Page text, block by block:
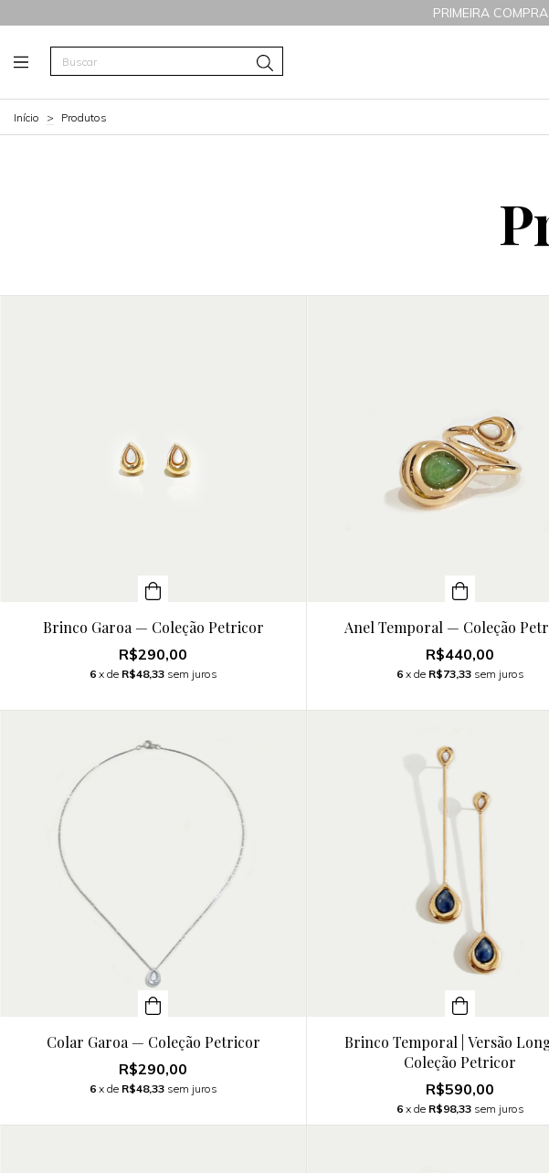
PRIMEIRA
Início > Produtos
Brinco Garoa — Coleção Petricor
R$290,00
6 x de R$48,33 sem juros
Anel Temporal — Coleção
R$440,00
6 x de R$73,33 sem juros
Colar Garoa — Coleção Petricor
R$290,00
6 x de R$48,33 sem juros
Brinco Temporal | Versão
Coleção Petricor
R$590,00
6 x de R$98,33 sem juros